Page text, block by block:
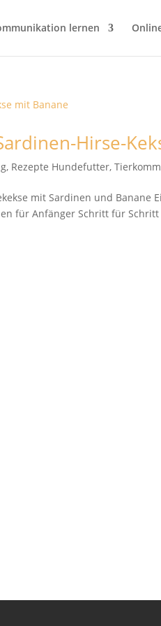
lernen
Hirse-
, Rezepte Hundefutter,
mit Sardinen und Banane
für Anfänger Schritt für